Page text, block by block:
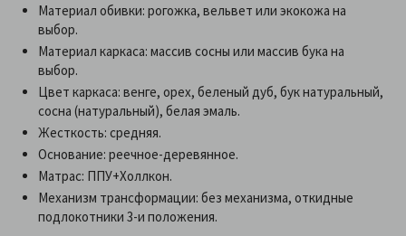
Материал обивки: рогожка, вельвет или экокожа на
выбор.
Материал каркаса: массив сосны или массив бука на
выбор.
Цвет каркаса: венге, орех, беленый дуб, бук натуральный,
сосна (натуральный), белая эмаль.
Жесткость: средняя.
Основание: реечное-деревянное.
Матрас: ППУ+Холлкон.
Механизм трансформации: без механизма, откидные
подлокотники 3-и положения.